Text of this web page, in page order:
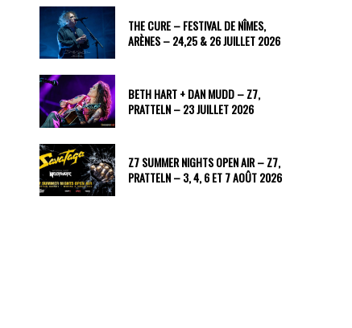
THE CURE – FESTIVAL DE NÎMES,
ARÈNES – 24,25 & 26 JUILLET 2026
BETH HART + DAN MUDD – Z7,
PRATTELN – 23 JUILLET 2026
Z7 SUMMER NIGHTS OPEN AIR – Z7,
PRATTELN – 3, 4, 6 ET 7 AOÛT 2026